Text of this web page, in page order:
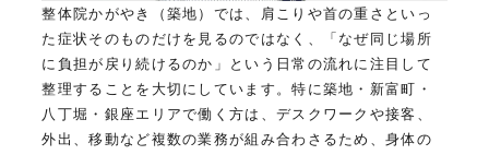
整体院かがやき（築地）では、肩こりや首の重さといっ
た症状そのものだけを見るのではなく、「なぜ同じ場所
に負担が戻り続けるのか」という日常の流れに注目して
整理することを大切にしています。特に築地・新富町・
八丁堀・銀座エリアで働く方は、デスクワークや接客、
外出、移動など複数の業務が組み合わさるため、身体の